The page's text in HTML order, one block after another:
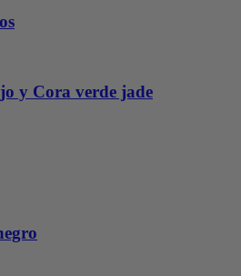
y Cora verde jade